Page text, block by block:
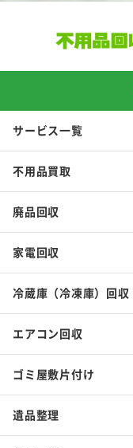
サービス一覧
不用品買取
廃品回収
家電回収
冷蔵庫（冷凍庫）回収
エアコン回収
ゴミ屋敷片付け
遺品整理